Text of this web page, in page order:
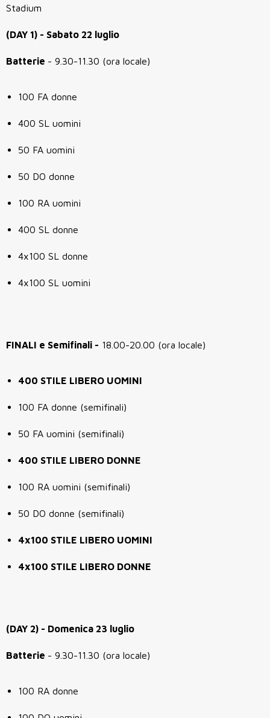
Stadium
(DAY 1) - Sabato 22 luglio
Batterie - 9.30-11.30 (ora locale)
100 FA donne
400 SL uomini
50 FA uomini
50 DO donne
100 RA uomini
400 SL donne
4x100 SL donne
4x100 SL uomini
FINALI e Semifinali - 18.00-20.00 (ora locale)
400 STILE LIBERO UOMINI
100 FA donne (semifinali)
50 FA uomini (semifinali)
400 STILE LIBERO DONNE
100 RA uomini (semifinali)
50 DO donne (semifinali)
4x100 STILE LIBERO UOMINI
4x100 STILE LIBERO DONNE
(DAY 2) - Domenica 23 luglio
Batterie - 9.30-11.30 (ora locale)
100 RA donne